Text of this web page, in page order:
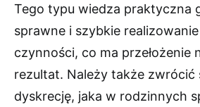
Tego typu wiedza praktyczna
sprawne i szybkie
czynności, co ma przełożenie
rezultat. Należy także zwrócić
dyskrecję, jaka w rodzinnych